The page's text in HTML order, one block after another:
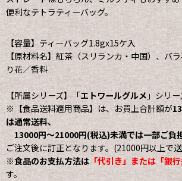
便利なテトラティーバッグ。
【容量】ティーバッグ1.8gx15ケ入
【原材料名】紅茶（スリランカ・中国）、バ
り花／香料
【所属シリーズ】「エトワールグルメ」シリー
※【食品送料適用商品】は、お買上合計額が
は通常送料、
13000円〜21000円(税込)未満では一部ご負
ご注文後に訂正となります。(21000円以上で
※食品のお支払方法は「代引き」または「銀
す。